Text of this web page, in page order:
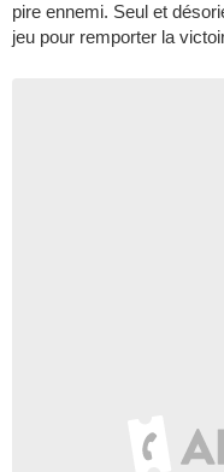
pire ennemi. Seul et
jeu pour remporter la